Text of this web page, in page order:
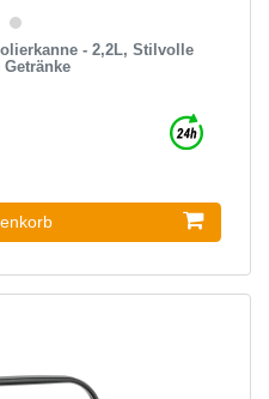
- 2,2L, Stilvolle